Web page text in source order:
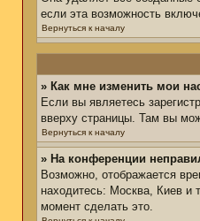
если эта возможность
Вернуться к началу
» Как мне изменить мои
Если вы являетесь
вверху страницы. Там вы
Вернуться к началу
» На конференции
Возможно, отображается
находитесь: Москва, Киев и
момент сделать это.